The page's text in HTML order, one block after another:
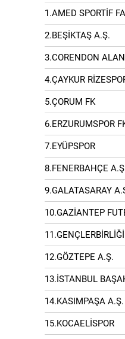
1.AMED SPORTİF
2.BEŞİKTAŞ A.Ş.
3.CORENDON
4.ÇAYKUR
5.ÇORUM FK
6.ERZURUMSPOR
7.EYÜPSPOR
8.FENERBAHÇE
9.GALATASARAY
10.GAZİANTEP
11.GENÇLERBİRLİĞİ
12.GÖZTEPE A.Ş.
13.İSTANBUL
14.KASIMPAŞA A.Ş.
15.KOCAELİSPOR